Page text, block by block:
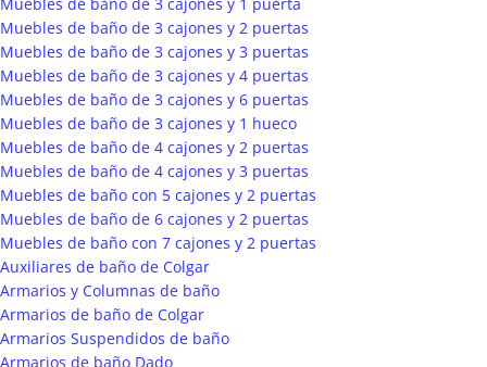
Muebles de baño de 3 cajones y 2 puertas
Muebles de baño de 3 cajones y 3 puertas
Muebles de baño de 3 cajones y 4 puertas
Muebles de baño de 3 cajones y 6 puertas
Muebles de baño de 3 cajones y 1 hueco
Muebles de baño de 4 cajones y 2 puertas
Muebles de baño de 4 cajones y 3 puertas
Muebles de baño con 5 cajones y 2 puertas
Muebles de baño de 6 cajones y 2 puertas
Muebles de baño con 7 cajones y 2 puertas
Auxiliares de baño de Colgar
Armarios y Columnas de baño
Armarios de baño de Colgar
Armarios Suspendidos de baño
Armarios de baño Dado